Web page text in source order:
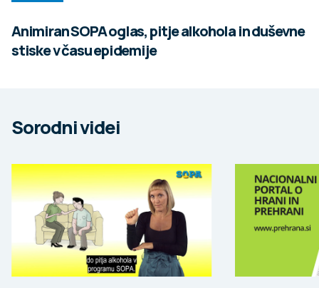
Animiran SOPA oglas, pitje alkohola in duševne
stiske v času epidemije
Sorodni videi